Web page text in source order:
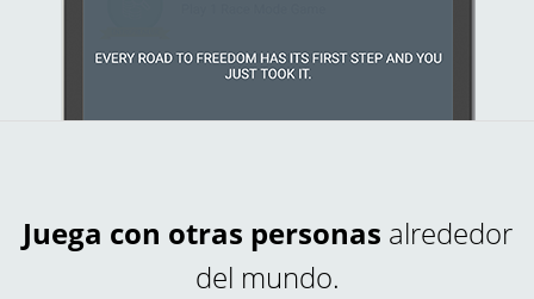
Juega con otras personas alrededor
del mundo.